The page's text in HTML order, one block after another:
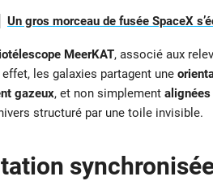
Un gros morceau de fusée SpaceX
MeerKAT, associé aux
effet, les galaxies partagent une
gazeux, et non simplement alignées
structuré par une toile invisible.